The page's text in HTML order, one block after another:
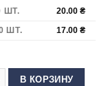
70 Темный никель
ШТ. 20.00 ₴
ШТ.
17.00 ₴
товара Карабин для
В КОРЗИНУ